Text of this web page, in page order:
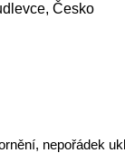
Česko
nepořádek